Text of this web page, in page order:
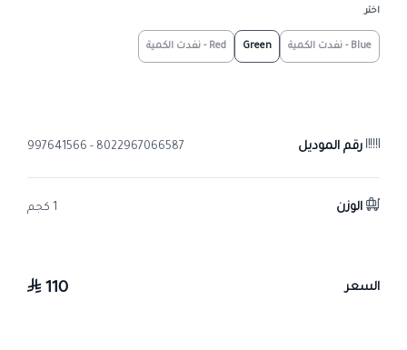
اختر
Blue - نفدت الكمية Green Red - نفدت الكمية
رقم الموديل 8022967066587 - 997641566
الوزن 1 كجم
السعر 110